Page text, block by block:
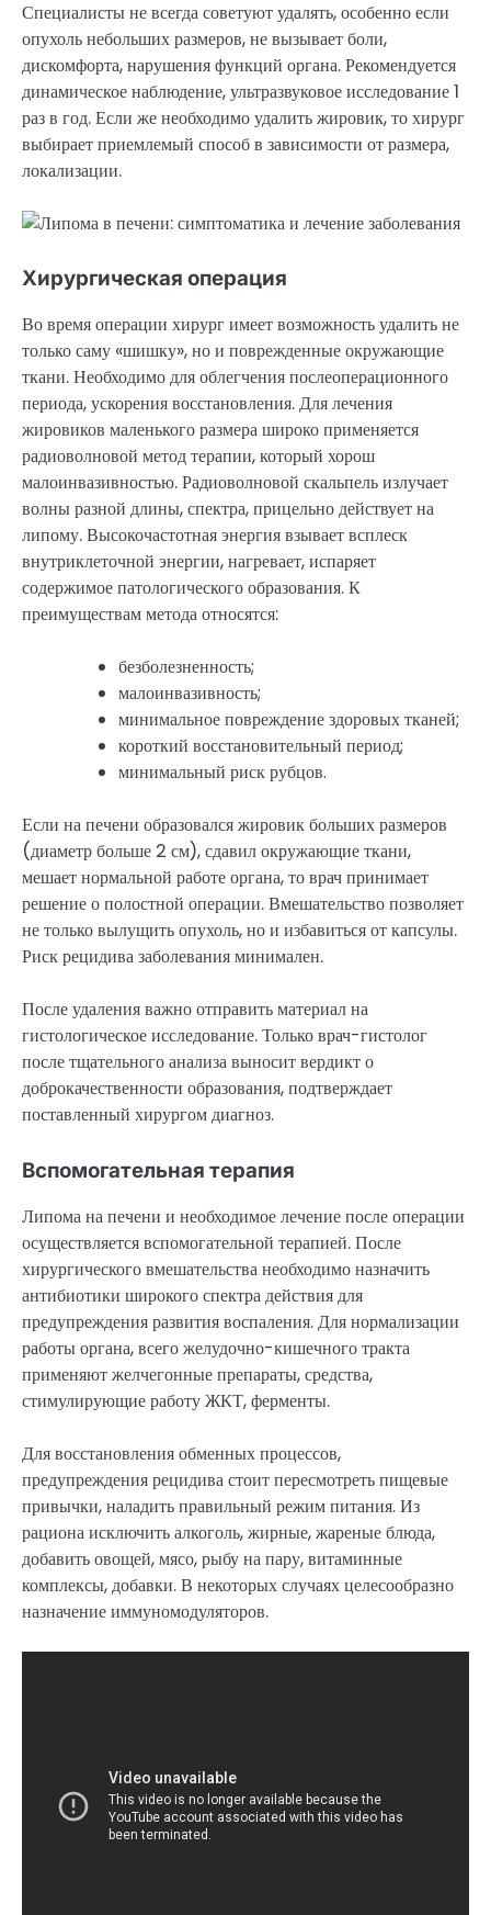
Специалисты не всегда советуют удалять, особенно если
опухоль небольших размеров, не вызывает боли,
дискомфорта, нарушения функций органа. Рекомендуется
динамическое наблюдение, ультразвуковое исследование 1
раз в год. Если же необходимо удалить жировик, то хирург
выбирает приемлемый способ в зависимости от размера,
локализации.
Хирургическая операция
Во время операции хирург имеет возможность удалить не
только саму «шишку», но и поврежденные окружающие
ткани. Необходимо для облегчения послеоперационного
периода, ускорения восстановления. Для лечения
жировиков маленького размера широко применяется
радиоволновой метод терапии, который хорош
малоинвазивностью. Радиоволновой скальпель излучает
волны разной длины, спектра, прицельно действует на
липому. Высокочастотная энергия взывает всплеск
внутриклеточной энергии, нагревает, испаряет
содержимое патологического образования. К
преимуществам метода относятся:
безболезненность;
малоинвазивность;
минимальное повреждение здоровых тканей;
короткий восстановительный период;
минимальный риск рубцов.
Если на печени образовался жировик больших размеров
(диаметр больше 2 см), сдавил окружающие ткани,
мешает нормальной работе органа, то врач принимает
решение о полостной операции. Вмешательство позволяет
не только вылущить опухоль, но и избавиться от капсулы.
Риск рецидива заболевания минимален.
После удаления важно отправить материал на
гистологическое исследование. Только врач-гистолог
после тщательного анализа выносит вердикт о
доброкачественности образования, подтверждает
поставленный хирургом диагноз.
Вспомогательная терапия
Липома на печени и необходимое лечение после операции
осуществляется вспомогательной терапией. После
хирургического вмешательства необходимо назначить
антибиотики широкого спектра действия для
предупреждения развития воспаления. Для нормализации
работы органа, всего желудочно-кишечного тракта
применяют желчегонные препараты, средства,
стимулирующие работу ЖКТ, ферменты.
Для восстановления обменных процессов,
предупреждения рецидива стоит пересмотреть пищевые
привычки, наладить правильный режим питания. Из
рациона исключить алкоголь, жирные, жареные блюда,
добавить овощей, мясо, рыбу на пару, витаминные
комплексы, добавки. В некоторых случаях целесообразно
назначение иммуномодуляторов.